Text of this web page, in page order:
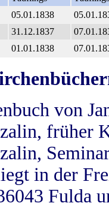
05.01.1838
31.12.1837
01.01.1838
von
früher
in der
Fulda